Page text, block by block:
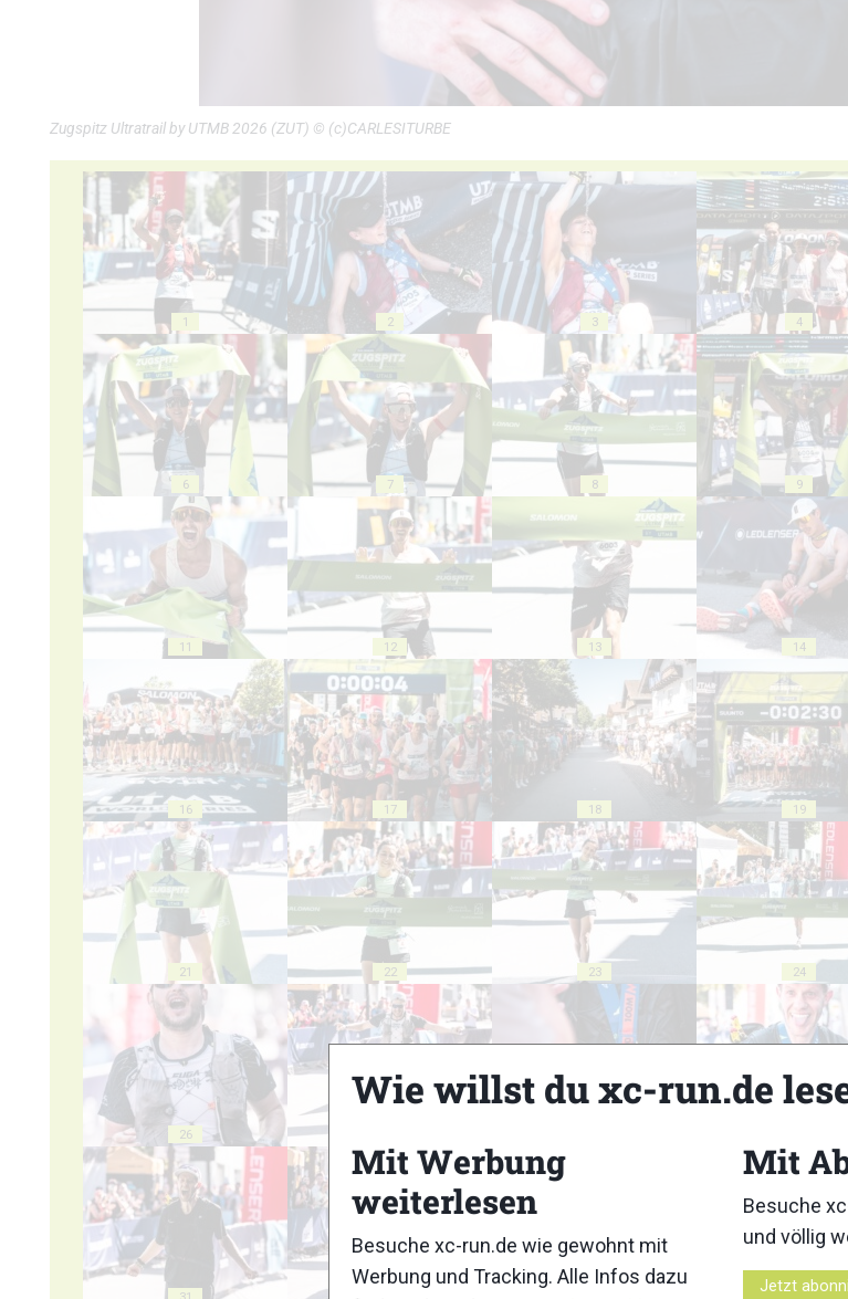
Zugspitz Ultratrail by UTMB 2026 (ZUT) © (c)CARLESITURBE
1 2 3 4
6 7 8 9
11 12 13 14
16 17 18 19
21 22 23 24
26
Wie willst du xc-run.de
Mit Werbung
weiterlesen
Besuche xc-run.de wie gewohnt mit
Werbung und Tracking. Alle Infos dazu
Mit
Besuche
und völlig
Jetzt